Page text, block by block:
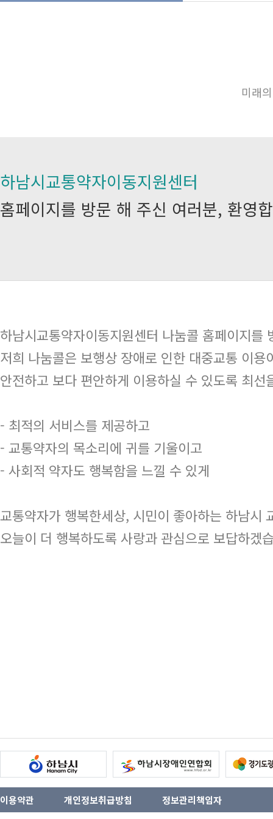
미래
하남시교통약자이동지원센터
홈페이지를 방문 해 주신 여러분, 환영
하남시교통약자이동지원센터 나눔콜 홈페이지를
저희 나눔콜은 보행상 장애로 인한 대중교통 이
안전하고 보다 편안하게 이용하실 수 있도록 최선
- 최적의 서비스를 제공하고
- 교통약자의 목소리에 귀를 기울이고
- 사회적 약자도 행복함을 느낄 수 있게
교통약자가 행복한세상, 시민이 좋아하는 하남시
오늘이 더 행복하도록 사랑과 관심으로 보답하겠
이용약관 개인정보취급방침 정보관리책임자